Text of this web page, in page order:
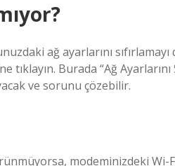
ağ ayarlarını
Burada “Ağ
ve sorunu çözebilir.
modeminizdeki Wi-Fi